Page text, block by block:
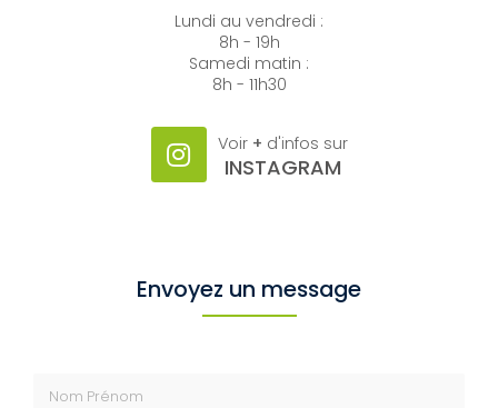
Lundi au vendredi :
8h - 19h
Samedi matin :
8h - 11h30
Voir + d'infos sur
INSTAGRAM
Envoyez un message